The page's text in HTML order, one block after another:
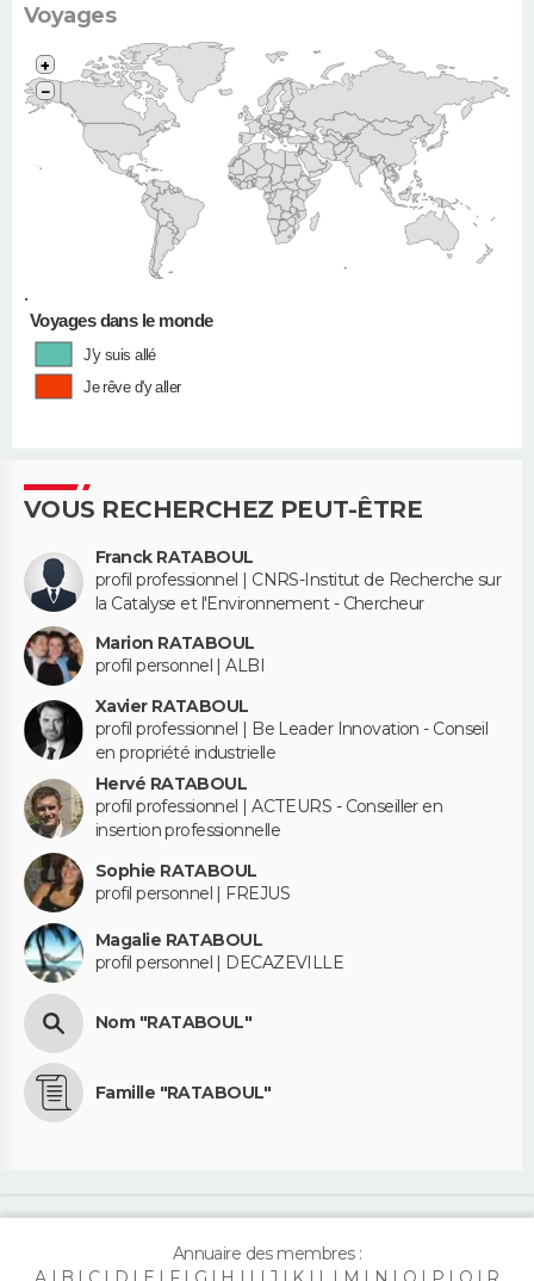
Voyages
•
+
−
Voyages dans le monde
J'y suis allé
Je rêve d'y aller
VOUS RECHERCHEZ PEUT-ÊTRE
Franck RATABOUL
profil professionnel | CNRS-Institut de Recherche sur
la Catalyse et l'Environnement - Chercheur
Marion RATABOUL
profil personnel | ALBI
Xavier RATABOUL
profil professionnel | Be Leader Innovation - Conseil
en propriété industrielle
Hervé RATABOUL
profil professionnel | ACTEURS - Conseiller en
insertion professionnelle
Sophie RATABOUL
profil personnel | FREJUS
Magalie RATABOUL
profil personnel | DECAZEVILLE
Nom "RATABOUL"
Famille "RATABOUL"
Annuaire des membres :